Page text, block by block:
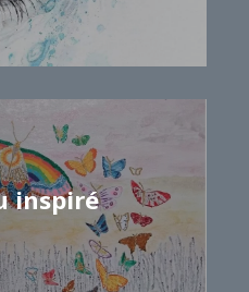
inspiré
Magali PEPIN